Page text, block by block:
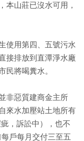
本山莊已沒水可用，
使用第四、五號污水
接排放到直潭淨水廠
民將喝糞水。
非惡質建商金主所
來水加壓站土地所有
，訴訟中），也不
戶每月交付三至五